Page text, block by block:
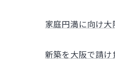
家庭円満に向け
新築を大阪で請